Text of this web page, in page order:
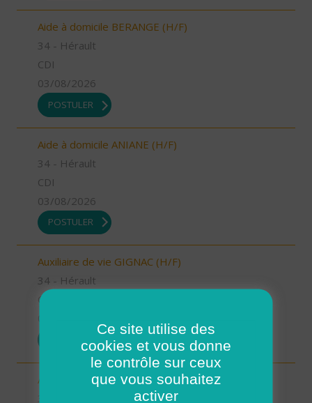
Aide à domicile BERANGE (H/F)
34 - Hérault
CDI
03/08/2026
POSTULER
Aide à domicile ANIANE (H/F)
34 - Hérault
CDI
03/08/2026
POSTULER
Auxiliaire de vie GIGNAC (H/F)
34 - Hérault
CDI
Aide à domicile MEJEAN (H/F)
Ce site utilise des
cookies et vous donne
le contrôle sur ceux
que vous souhaitez
activer